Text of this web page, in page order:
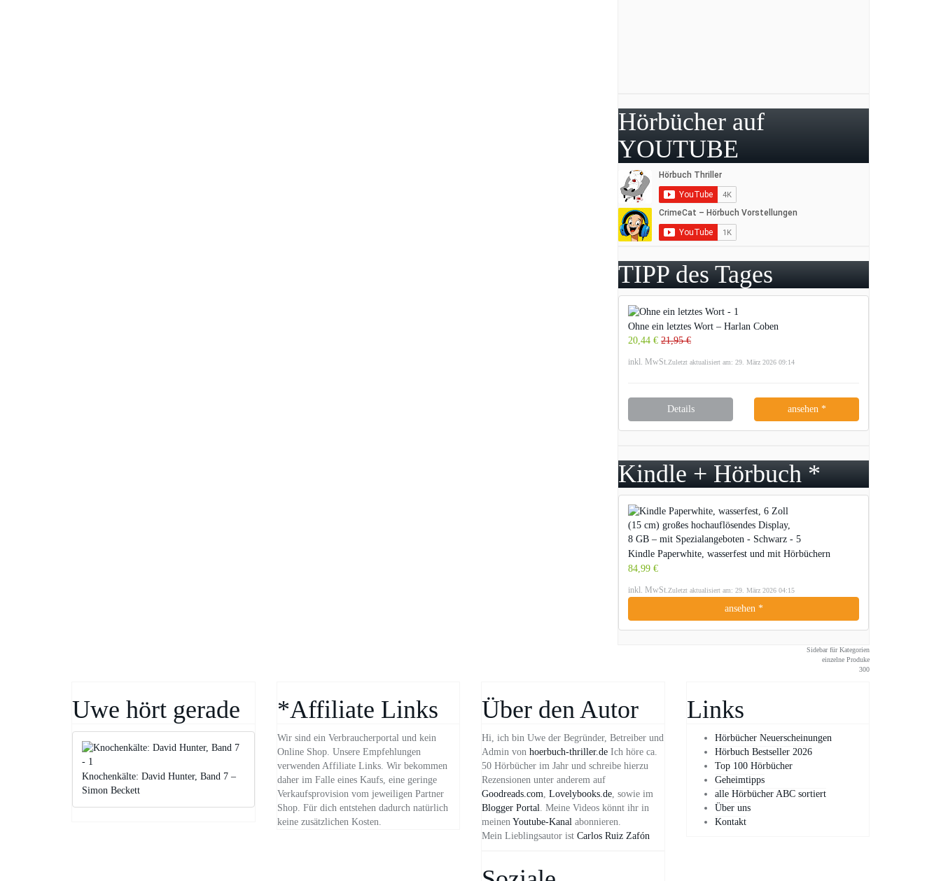
Hörbücher auf
YOUTUBE
TIPP des Tages
Ohne ein letztes Wort – Harlan Coben
20,44 € 21,95 €
inkl. MwSt.Zuletzt aktualisiert am: 29. März 2026 09:14
Details ansehen *
Kindle + Hörbuch *
Kindle Paperwhite, wasserfest und mit Hörbüchern
84,99 €
inkl. MwSt.Zuletzt aktualisiert am: 29. März 2026 04:15
ansehen *
Sidebar für Kategorien
einzelne Produke
300
Uwe hört gerade
Knochenkälte: David Hunter, Band 7 –
Simon Beckett
*Affiliate Links
Wir sind ein Verbraucherportal und kein
Online Shop. Unsere Empfehlungen
verwenden Affiliate Links. Wir bekommen
daher im Falle eines Kaufs, eine geringe
Verkaufsprovision vom jeweiligen Partner
Shop. Für dich entstehen dadurch natürlich
keine zusätzlichen Kosten.
Über den Autor
Hi, ich bin Uwe der Begründer, Betreiber und
Admin von hoerbuch-thriller.de Ich höre ca.
50 Hörbücher im Jahr und schreibe hierzu
Rezensionen unter anderem auf
Goodreads.com, Lovelybooks.de, sowie im
Blogger Portal. Meine Videos könnt ihr in
meinen Youtube-Kanal abonnieren.
Mein Lieblingsautor ist Carlos Ruiz Zafón
Links
Hörbücher Neuerscheinungen
Hörbuch Bestseller 2026
Top 100 Hörbücher
Geheimtipps
alle Hörbücher ABC sortiert
Über uns
Kontakt